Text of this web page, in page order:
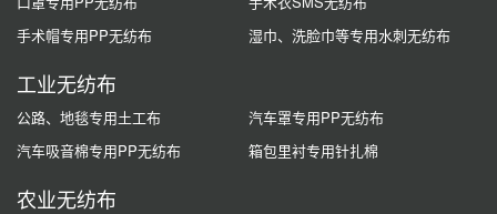
手术帽专用PP无纺布
湿巾、洗脸巾等专用水刺无纺布
工业无纺布
公路、地毯专用土工布
汽车罩专用PP无纺布
汽车吸音棉专用PP无纺布
箱包里衬专用针扎棉
农业无纺布